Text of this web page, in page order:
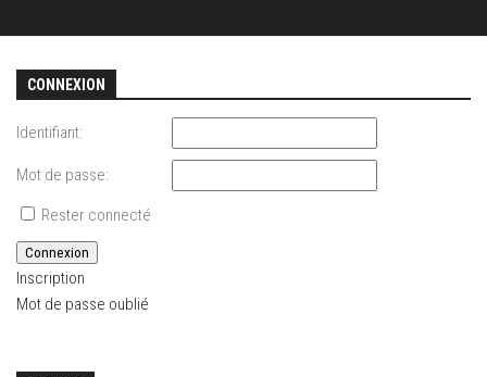
CONNEXION
Identifiant:
Mot de passe:
Rester connecté
Connexion
Inscription
Mot de passe oublié